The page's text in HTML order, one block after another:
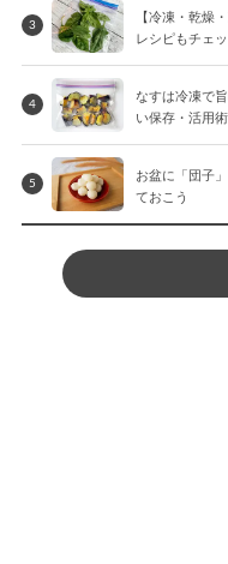
3
【冷凍・乾燥
レシピもチェ
4
なすは冷凍で
い保存・活用術
5
お盆に「団子
ておこう